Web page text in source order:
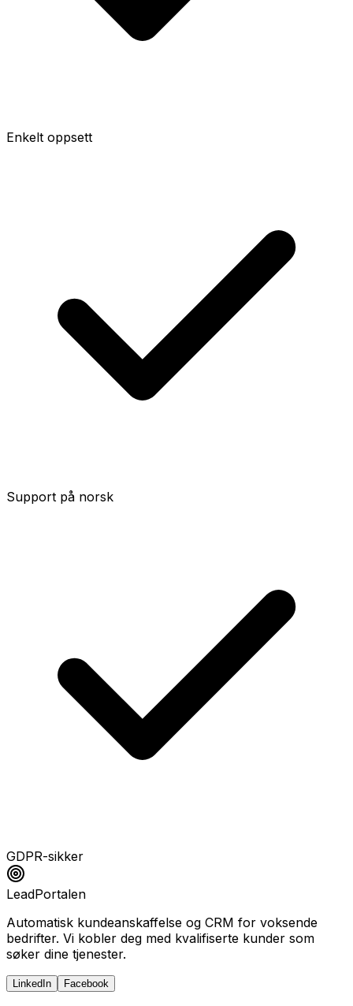
Enkelt oppsett
Support på norsk
GDPR-sikker
LeadPortalen
Automatisk kundeanskaffelse og CRM for voksende
bedrifter. Vi kobler deg med kvalifiserte kunder som
søker dine tjenester.
LinkedIn Facebook